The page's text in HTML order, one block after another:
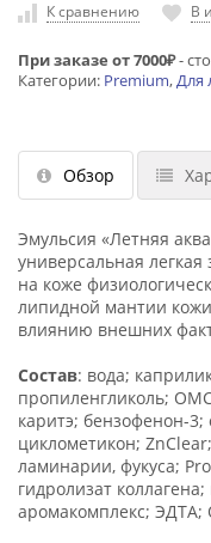
К сравнению В
При заказе от 7000₽-
Категории: Premium,Для
Обзор
Эмульсия «Летняя
универсальная
на коже
липидной мантии
влиянию внешних
Состав: вода;
пропиленгликоль;
каритэ; бензофенон-3;
циклометикон;
ламинарии, фукуса;
гидролизат
аромакомплекс; ЭДТА;